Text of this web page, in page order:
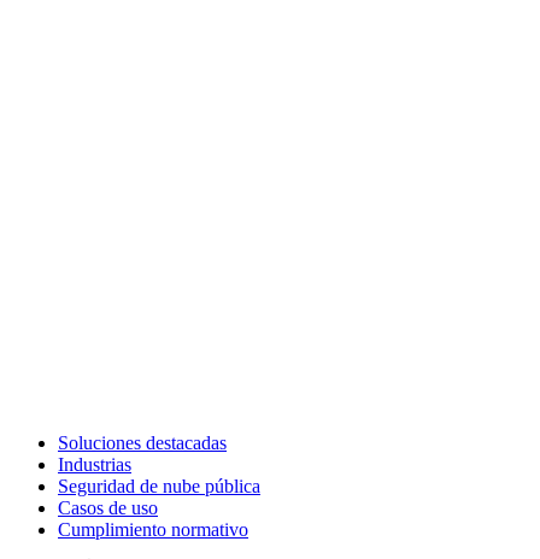
Soluciones destacadas
Industrias
Seguridad de nube pública
Casos de uso
Cumplimiento normativo